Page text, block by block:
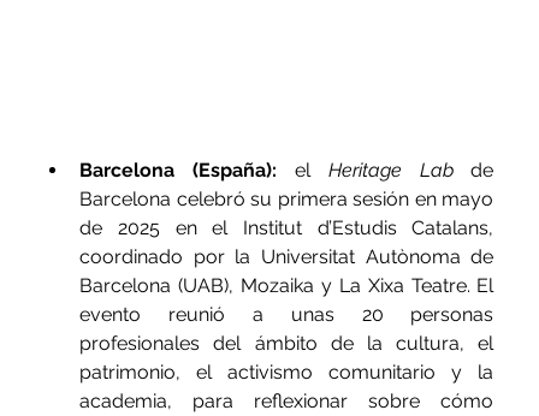
Barcelona (España): el Heritage Lab de
Barcelona celebró su primera sesión en mayo
de 2025 en el Institut d’Estudis Catalans,
coordinado por la Universitat Autònoma de
Barcelona (UAB), Mozaika y La Xixa Teatre. El
evento reunió a unas 20 personas
profesionales del ámbito de la cultura, el
patrimonio, el activismo comunitario y la
academia, para reflexionar sobre cómo